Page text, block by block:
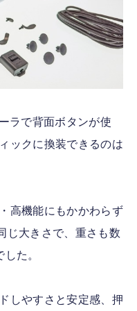
ラで背面ボタンが使
ックに換装できるのは
高機能にもかかわらず
じ大きさで、重さも数
た。
しやすさと安定感、押